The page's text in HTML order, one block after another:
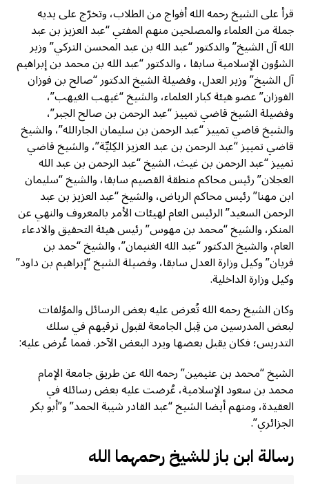
قرأ على الشيخ رحمه الله أفواج من الطلاب، وتخرّج على يديه
جملة من العلماء والمصلحين منهم المفتي “عبد العزيز بن عبد
الله آل الشيخ” والدكتور “عبد الله بن عبد المحسن التركي” وزير
الشؤون الإسلامية سابقا ، والدكتور “عبد الله بن محمد بن إبراهيم
آل الشيخ” وزير العدل، وفضيلة الشيخ الدكتور “صالح بن فوزان
الفوزان” عضو هيئة كبار العلماء، والشيخ “غيهب الغيهب”،
وفضيلة الشيخ قاضي تمييز “عبد الرحمن بن صالح الجبر”،
والشيخ قاضي تمييز “عبد الرحمن بن سليمان الجارالله”، والشيخ
قاضي تمييز “عبد الرحمن بن عبد العزيز الكِليِّة”، والشيخ قاضي
تمييز “عبد الرحمن بن غيث، الشيخ “عبد الرحمن بن عبد الله
العجلان” رئيس محاكم منطقة القصيم سابقا، والشيخ “سليمان
ابن مهنا” رئيس محاكم الرياض، والشيخ “عبد العزيز بن عبد
الرحمن السعيد” الرئيس العام لهيئات الأمر بالمعروف والنهي عن
المنكر، والشيخ “محمد بن مهوس” رئيس هيئة التحقيق والادعاء
العام، والشيخ الدكتور “عبد الله الغنيمان”، والشيخ “حمد بن
فريان” وكيل وزارة العدل سابقا، وفضيلة الشيخ “إبراهيم بن داود”
وكيل وزارة الداخلية.
وكان الشيخ رحمه الله تُعرض عليه بعض الرسائل والمؤلفات
لبعض المدرسين من قِبل الجامعة لقبول ترقيهم في سلك
التدريس؛ فكان يقبل بعضها ويرد البعض الآخر. فمما عُرض عليه:
الشيخ “محمد بن عثيمين” رحمه الله عن طريق جامعة الإمام
محمد بن سعود الإسلامية، عُرضت عليه بعض رسائله في
العقيدة، ومنهم أيضا الشيخ “عبد القادر شيبة الحمد” و”أبو بكر
الجزائري”.
رسالة ابن باز للشيخ رحمهما الله